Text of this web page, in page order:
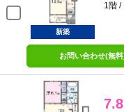
1階 /
新築
お問い合わせ(無料